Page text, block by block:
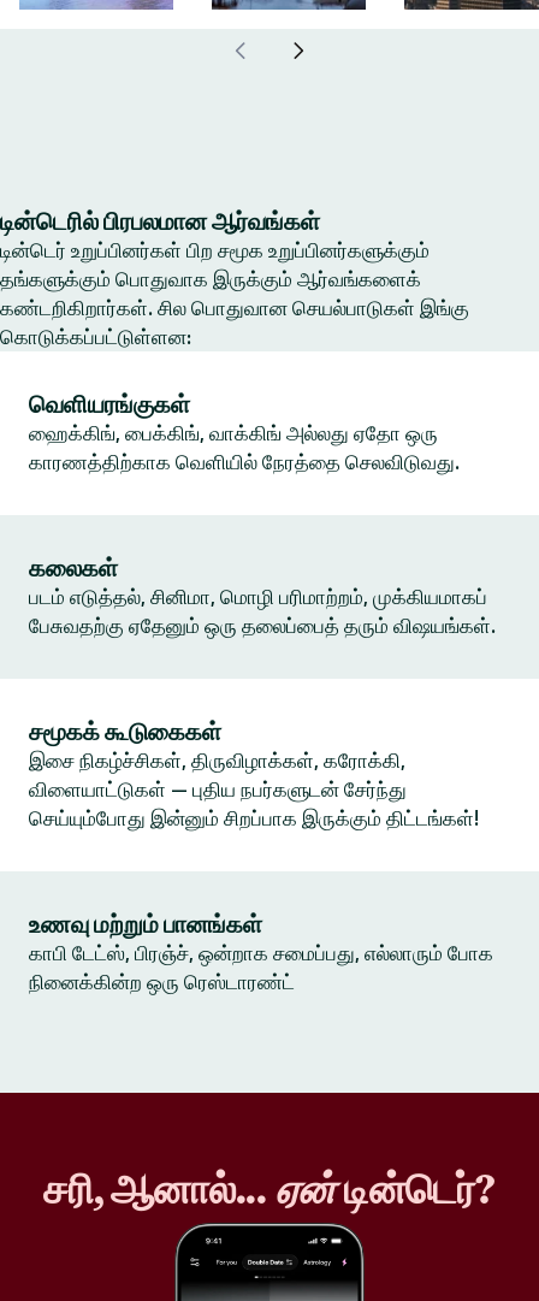
டின்டெரில் பிரபலமான ஆர்வங்கள்
டின்டெர் உறுப்பினர்கள் பிற சமூக உறுப்பினர்களுக்கும்
தங்களுக்கும் பொதுவாக இருக்கும் ஆர்வங்களைக்
கண்டறிகிறார்கள். சில பொதுவான செயல்பாடுகள் இங்கு
கொடுக்கப்பட்டுள்ளன:
வெளியரங்குகள்
ஹைக்கிங், பைக்கிங், வாக்கிங் அல்லது ஏதோ ஒரு
காரணத்திற்காக வெளியில் நேரத்தை செலவிடுவது.
கலைகள்
படம் எடுத்தல், சினிமா, மொழி பரிமாற்றம், முக்கியமாகப்
பேசுவதற்கு ஏதேனும் ஒரு தலைப்பைத் தரும் விஷயங்கள்.
சமூகக் கூடுகைகள்
இசை நிகழ்ச்சிகள், திருவிழாக்கள், கரோக்கி,
விளையாட்டுகள் — புதிய நபர்களுடன் சேர்ந்து
செய்யும்போது இன்னும் சிறப்பாக இருக்கும் திட்டங்கள்!
உணவு மற்றும் பானங்கள்
காபி டேட்ஸ், பிரஞ்ச், ஒன்றாக சமைப்பது, எல்லாரும் போக
நினைக்கின்ற ஒரு ரெஸ்டாரண்ட்
சரி, ஆனால்... ஏன்டின்டெர்?